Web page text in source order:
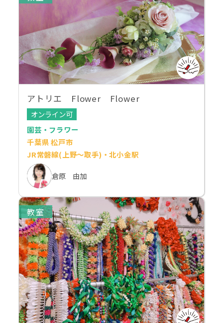
アトリエ Flower Flower
オンライン可
園芸・フラワー
千葉県 松戸市
JR常磐線(上野～取手)・北小金駅
倉原 由加
教室